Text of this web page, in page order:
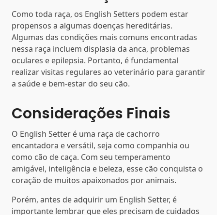
Como toda raça, os English Setters podem estar
propensos a algumas doenças hereditárias.
Algumas das condições mais comuns encontradas
nessa raça incluem displasia da anca, problemas
oculares e epilepsia. Portanto, é fundamental
realizar visitas regulares ao veterinário para garantir
a saúde e bem-estar do seu cão.
Considerações Finais
O English Setter é uma raça de cachorro
encantadora e versátil, seja como companhia ou
como cão de caça. Com seu temperamento
amigável, inteligência e beleza, esse cão conquista o
coração de muitos apaixonados por animais.
Porém, antes de adquirir um English Setter, é
importante lembrar que eles precisam de cuidados